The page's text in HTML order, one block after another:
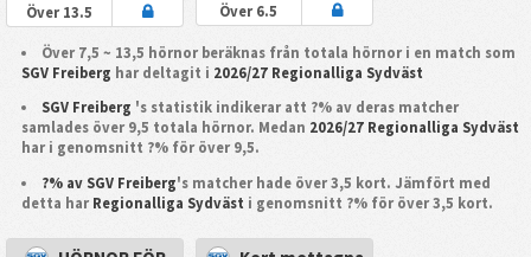
Över 13.5
Över 6.5
Över 7,5 ~ 13,5 hörnor beräknas från totala hörnor i en match som
SGV Freiberg har deltagit i 2026/27 Regionalliga Sydväst
SGV Freiberg 's statistik indikerar att ?% av deras matcher
samlades över 9,5 totala hörnor. Medan 2026/27 Regionalliga Sydväst
har i genomsnitt ?% för över 9,5.
?% av SGV Freiberg's matcher hade över 3,5 kort. Jämfört med
detta har Regionalliga Sydväst i genomsnitt ?% för över 3,5 kort.